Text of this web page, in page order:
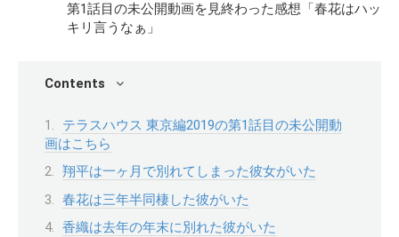
第1話目の未公開動画を見終わった感想「春花はハッ
キリ言うなぁ」
Contents
テラスハウス 東京編2019の第1話目の未公開動
画はこちら
翔平は一ヶ月で別れてしまった彼女がいた
春花は三年半同棲した彼がいた
香織は去年の年末に別れた彼がいた